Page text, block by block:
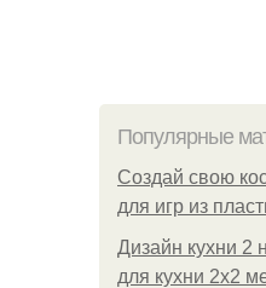
Популярные
Создай свою
для игр из
Дизайн кухни 2
для кухни 2х2